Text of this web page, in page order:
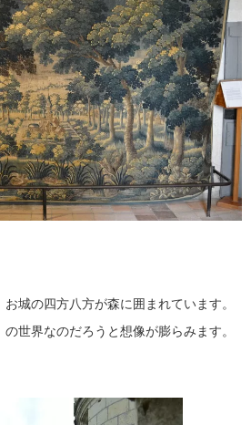
城の四方八方が森に囲まれています。
世界なのだろうと想像が膨らみます。